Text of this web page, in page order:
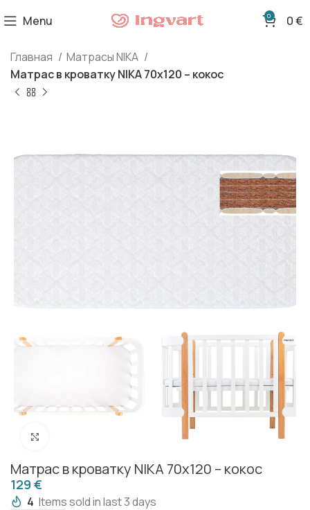
Menu 0 0€
Главная
Матрасы NIKA
Матрас в кроватку NIKA 70х120 – кокос
Матрас в кроватку NIKA 70х120 – кокос
€
4 Items sold in last 3 days